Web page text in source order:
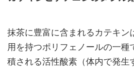
抹茶に豊富に含まれるカテキン
用を持つポリフェノールの一種
積される活性酸素（体内で発生